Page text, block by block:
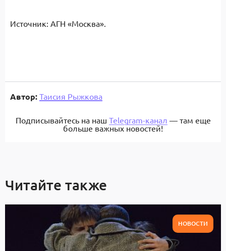
Источник: АГН «Москва».
Автор: Таисия Рыжкова
Подписывайтесь на наш Telegram-канал — там еще
больше важных новостей!
Читайте также
НОВОСТИ